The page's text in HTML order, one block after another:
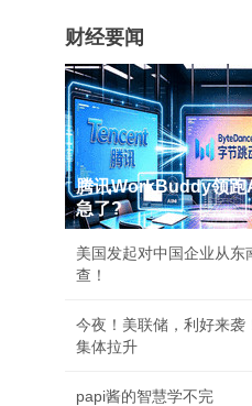
财经要闻
腾讯WorkBuddy领跑
急了?
美国发起对中国企业从东
查！
今夜！美联储，利好来袭
集体拉升
papi酱的智慧学不完